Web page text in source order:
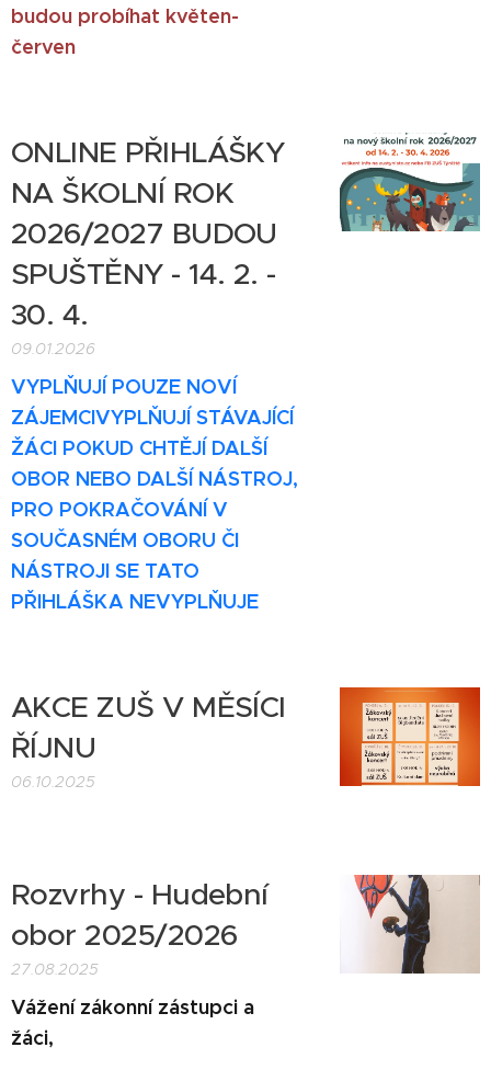
budou probíhat květen-
červen
ONLINE PŘIHLÁŠKY
NA ŠKOLNÍ ROK
2026/2027 BUDOU
SPUŠTĚNY - 14. 2. -
30. 4.
09.01.2026
VYPLŇUJÍ POUZE NOVÍ
ZÁJEMCIVYPLŇUJÍ STÁVAJÍCÍ
ŽÁCI POKUD CHTĚJÍ DALŠÍ
OBOR NEBO DALŠÍ NÁSTROJ,
PRO POKRAČOVÁNÍ V
SOUČASNÉM OBORU ČI
NÁSTROJI SE TATO
PŘIHLÁŠKA NEVYPLŇUJE
AKCE ZUŠ V MĚSÍCI
ŘÍJNU
06.10.2025
Rozvrhy - Hudební
obor 2025/2026
27.08.2025
Vážení zákonní zástupci a
žáci,